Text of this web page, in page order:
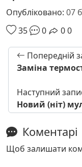
Опубліковано: 07
35
0 00
Попередній
Замiна
Наступний
Новий (нiт)
Коментарі
Щоб залишати